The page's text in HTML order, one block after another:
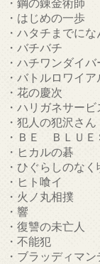
・鋼の錬金術師
・はじめの一歩
・ハタチまでに
・バチバチ
・ハチワンダイバ
・バトルロワイア
・花の慶次
・ハリガネサービ
・犯人の犯沢さん
・ＢＥ ＢＬＵＥ
・ヒカルの碁
・ひぐらしのなく
・ヒト喰イ
・火ノ丸相撲
・響
・復讐の未亡人
・不能犯
・ブラッディマン